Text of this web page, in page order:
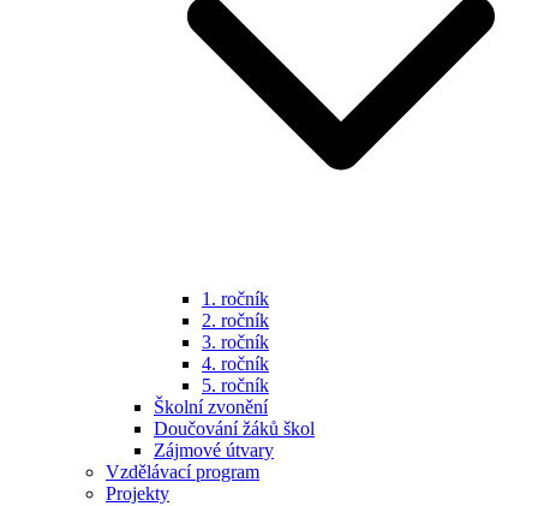
1. ročník
2. ročník
3. ročník
4. ročník
5. ročník
Školní zvonění
Doučování žáků škol
Zájmové útvary
Vzdělávací program
Projekty